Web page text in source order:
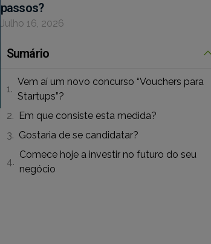
passos?
Julho 16, 2026
Sumário
Vem aí um novo concurso “Vouchers para
Startups”?
Em que consiste esta medida?
Gostaria de se candidatar?
Comece hoje a investir no futuro do seu
negócio